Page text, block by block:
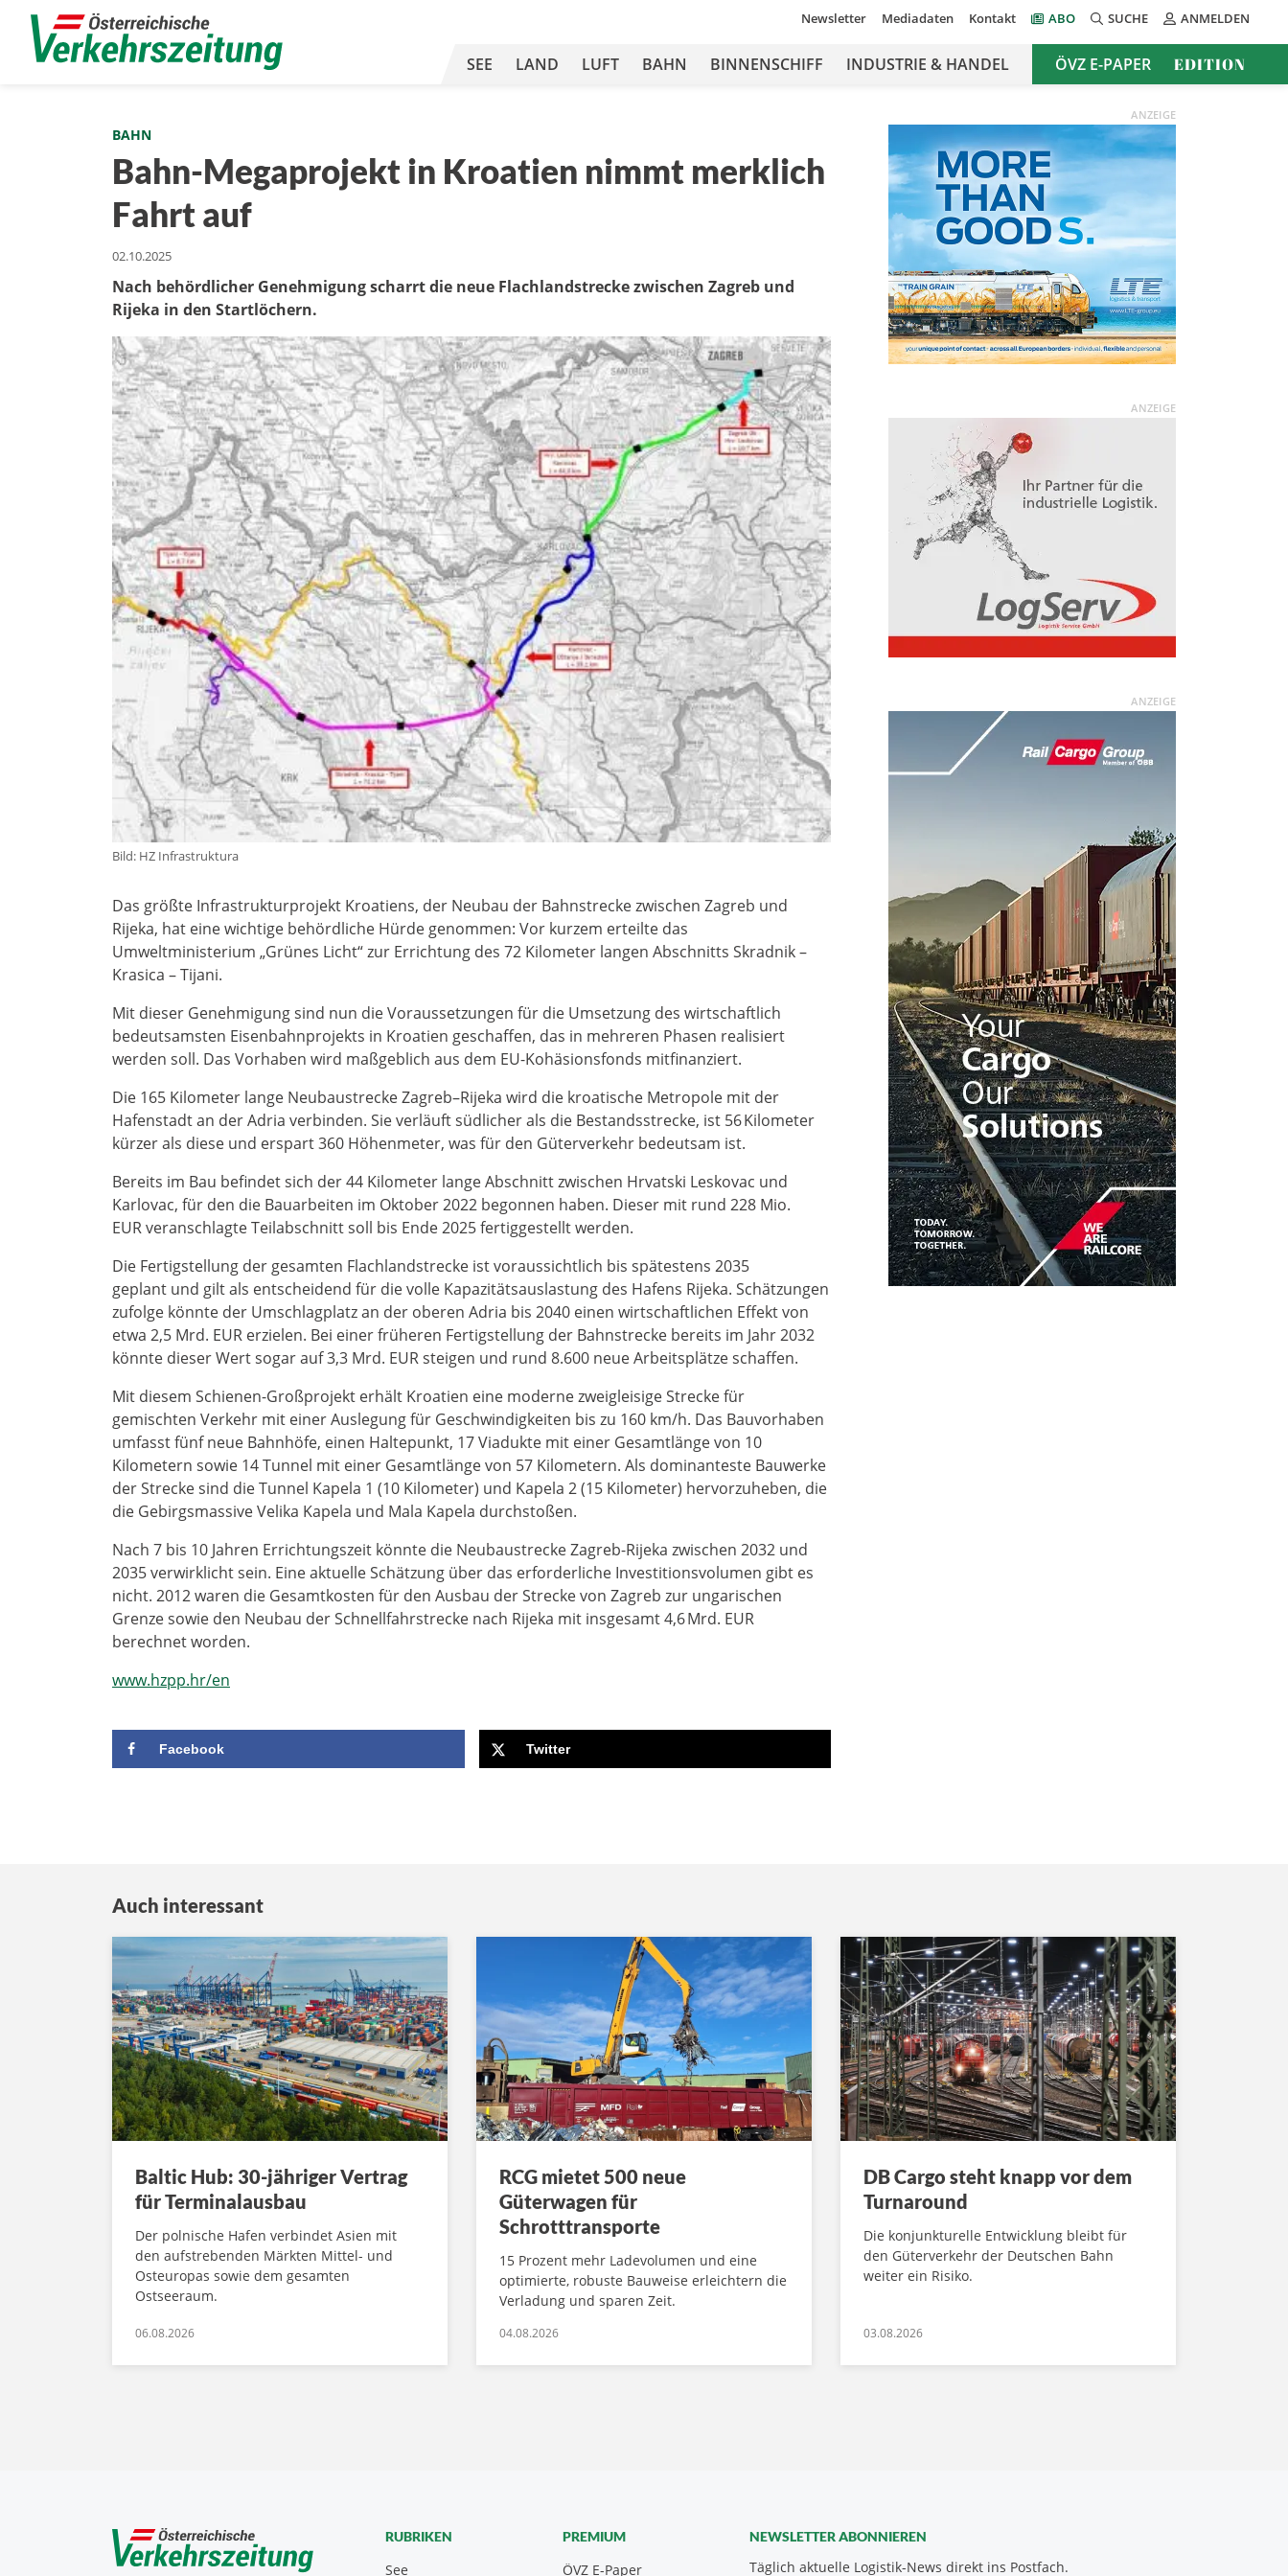
Newsletter Mediadaten Kontakt ABO SUCHE ANMELDEN
SEE LAND LUFT BAHN BINNENSCHIFF INDUSTRIE & HANDEL ÖVZ E-PAPER EDITION
BAHN
Bahn-Megaprojekt in Kroatien nimmt merklich
Fahrt auf
02.10.2025
Nach behördlicher Genehmigung scharrt die neue Flachlandstrecke zwischen Zagreb und
Rijeka in den Startlöchern.
Bild: HZ Infrastruktura
Das größte Infrastrukturprojekt Kroatiens, der Neubau der Bahnstrecke zwischen Zagreb und
Rijeka, hat eine wichtige behördliche Hürde genommen: Vor kurzem erteilte das
Umweltministerium „Grünes Licht“ zur Errichtung des 72 Kilometer langen Abschnitts Skradnik –
Krasica – Tijani.
Mit dieser Genehmigung sind nun die Voraussetzungen für die Umsetzung des wirtschaftlich
bedeutsamsten Eisenbahnprojekts in Kroatien geschaffen, das in mehreren Phasen realisiert
werden soll. Das Vorhaben wird maßgeblich aus dem EU-Kohäsionsfonds mitfinanziert.
Die 165 Kilometer lange Neubaustrecke Zagreb–Rijeka wird die kroatische Metropole mit der
Hafenstadt an der Adria verbinden. Sie verläuft südlicher als die Bestandsstrecke, ist 56 Kilometer
kürzer als diese und erspart 360 Höhenmeter, was für den Güterverkehr bedeutsam ist.
Bereits im Bau befindet sich der 44 Kilometer lange Abschnitt zwischen Hrvatski Leskovac und
Karlovac, für den die Bauarbeiten im Oktober 2022 begonnen haben. Dieser mit rund 228 Mio.
EUR veranschlagte Teilabschnitt soll bis Ende 2025 fertiggestellt werden.
Die Fertigstellung der gesamten Flachlandstrecke ist voraussichtlich bis spätestens 2035
geplant und gilt als entscheidend für die volle Kapazitätsauslastung des Hafens Rijeka. Schätzungen
zufolge könnte der Umschlagplatz an der oberen Adria bis 2040 einen wirtschaftlichen Effekt von
etwa 2,5 Mrd. EUR erzielen. Bei einer früheren Fertigstellung der Bahnstrecke bereits im Jahr 2032
könnte dieser Wert sogar auf 3,3 Mrd. EUR steigen und rund 8.600 neue Arbeitsplätze schaffen.
Mit diesem Schienen-Großprojekt erhält Kroatien eine moderne zweigleisige Strecke für
gemischten Verkehr mit einer Auslegung für Geschwindigkeiten bis zu 160 km/h. Das Bauvorhaben
umfasst fünf neue Bahnhöfe, einen Haltepunkt, 17 Viadukte mit einer Gesamtlänge von 10
Kilometern sowie 14 Tunnel mit einer Gesamtlänge von 57 Kilometern. Als dominanteste Bauwerke
der Strecke sind die Tunnel Kapela 1 (10 Kilometer) und Kapela 2 (15 Kilometer) hervorzuheben, die
die Gebirgsmassive Velika Kapela und Mala Kapela durchstoßen.
Nach 7 bis 10 Jahren Errichtungszeit könnte die Neubaustrecke Zagreb-Rijeka zwischen 2032 und
2035 verwirklicht sein. Eine aktuelle Schätzung über das erforderliche Investitionsvolumen gibt es
nicht. 2012 waren die Gesamtkosten für den Ausbau der Strecke von Zagreb zur ungarischen
Grenze sowie den Neubau der Schnellfahrstrecke nach Rijeka mit insgesamt 4,6 Mrd. EUR
berechnet worden.
www.hzpp.hr/en
Facebook Twitter
ANZEIGE
ANZEIGE
ANZEIGE
Auch interessant
Baltic Hub: 30-jähriger Vertrag
für Terminalausbau
Der polnische Hafen verbindet Asien mit
den aufstrebenden Märkten Mittel- und
Osteuropas sowie dem gesamten
Ostseeraum.
06.08.2026
RCG mietet 500 neue
Güterwagen für
Schrotttransporte
15 Prozent mehr Ladevolumen und eine
optimierte, robuste Bauweise erleichtern die
Verladung und sparen Zeit.
04.08.2026
DB Cargo steht knapp vor dem
Turnaround
Die konjunkturelle Entwicklung bleibt für
den Güterverkehr der Deutschen Bahn
weiter ein Risiko.
03.08.2026
NEWSLETTER ABONNIEREN
Täglich aktuelle Logistik-News direkt ins Postfach.
RUBRIKEN
See
PREMIUM
ÖVZ E-Paper